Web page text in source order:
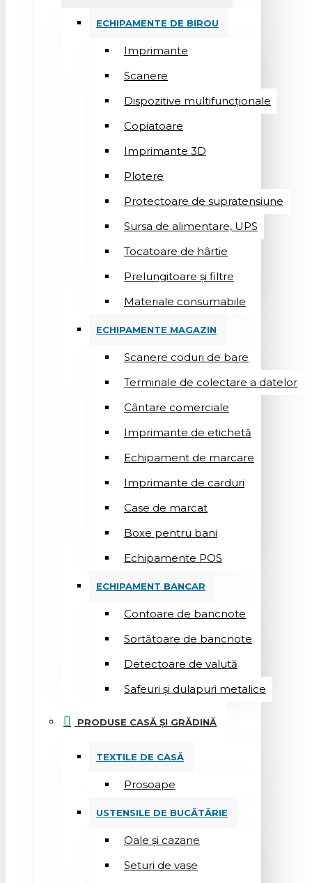
ECHIPAMENTE DE BIROU
Imprimante
Scanere
Dispozitive multifuncționale
Copiatoare
Imprimante 3D
Plotere
Protectoare de supratensiune
Sursa de alimentare, UPS
Tocatoare de hârtie
Prelungitoare și filtre
Materiale consumabile
ECHIPAMENTE MAGAZIN
Scanere coduri de bare
Terminale de colectare a datelor
Cântare comerciale
Imprimante de etichetă
Echipament de marcare
Imprimante de carduri
Case de marcat
Boxe pentru bani
Echipamente POS
ECHIPAMENT BANCAR
Contoare de bancnote
Sortătoare de bancnote
Detectoare de valută
Safeuri și dulapuri metalice
PRODUSE CASĂ ȘI GRĂDINĂ
TEXTILE DE CASĂ
Prosoape
USTENSILE DE BUCĂTĂRIE
Oale și cazane
Seturi de vase